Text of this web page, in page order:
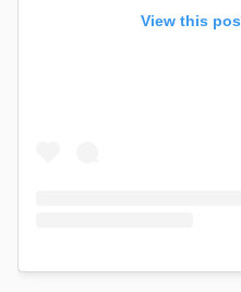
View this